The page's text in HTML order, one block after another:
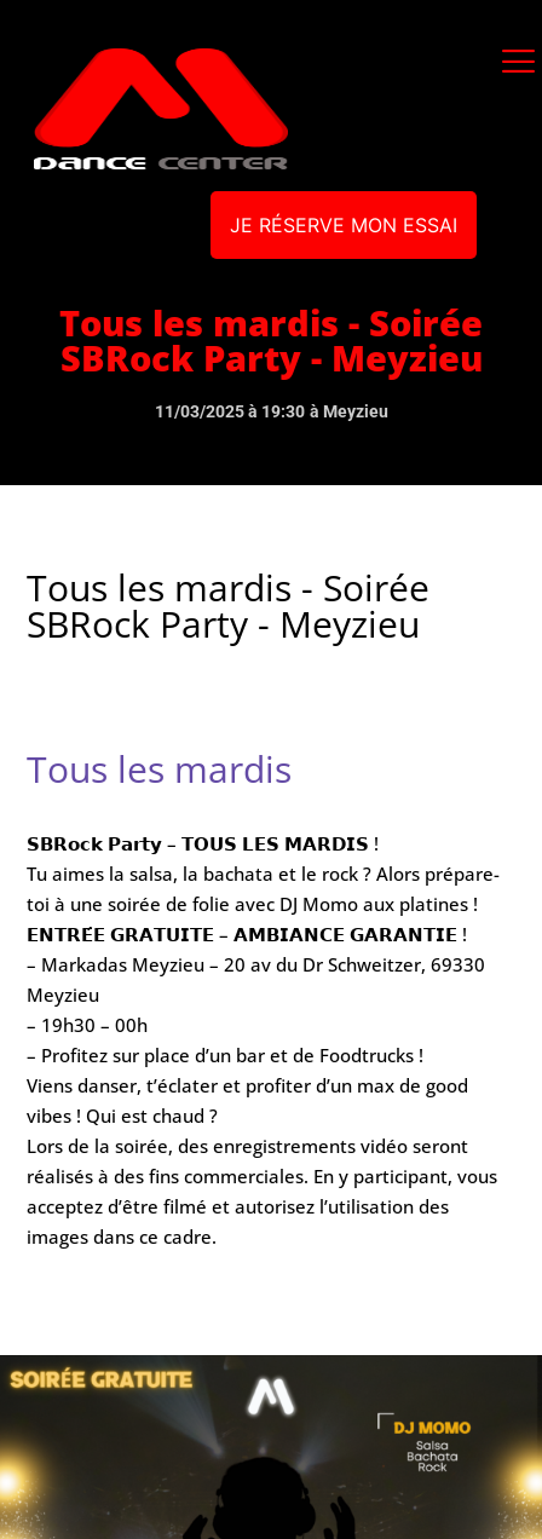
JE RÉSERVE MON ESSAI
Tous les mardis - Soirée
SBRock Party - Meyzieu
11/03/2025 à 19:30 à Meyzieu
Tous les mardis - Soirée
SBRock Party - Meyzieu
Tous les mardis
𝗦𝗕𝗥𝗼𝗰𝗸 𝗣𝗮𝗿𝘁𝘆 – 𝗧𝗢𝗨𝗦 𝗟𝗘𝗦 𝗠𝗔𝗥𝗗𝗜𝗦 !
Tu aimes la salsa, la bachata et le rock ? Alors prépare-
toi à une soirée de folie avec DJ Momo aux platines !
𝗘𝗡𝗧𝗥𝗘́𝗘 𝗚𝗥𝗔𝗧𝗨𝗜𝗧𝗘 – 𝗔𝗠𝗕𝗜𝗔𝗡𝗖𝗘 𝗚𝗔𝗥𝗔𝗡𝗧𝗜𝗘 !
– Markadas Meyzieu – 20 av du Dr Schweitzer, 69330
Meyzieu
– 19h30 – 00h
– Profitez sur place d’un bar et de Foodtrucks !
Viens danser, t’éclater et profiter d’un max de good
vibes ! Qui est chaud ?
Lors de la soirée, des enregistrements vidéo seront
réalisés à des fins commerciales. En y participant, vous
acceptez d’être filmé et autorisez l’utilisation des
images dans ce cadre.